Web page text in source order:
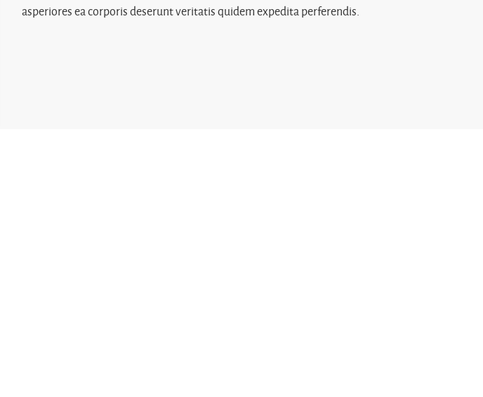
asperiores ea corporis deserunt veritatis quidem expedita perferendis.